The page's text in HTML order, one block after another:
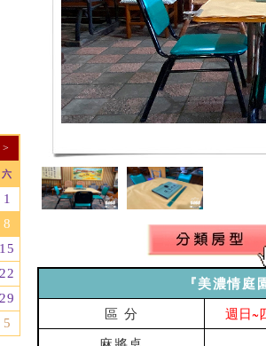
『美濃情
區 分 週日~
>
六
1
8
5